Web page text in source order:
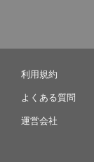
利用規約
よくある質問
運営会社